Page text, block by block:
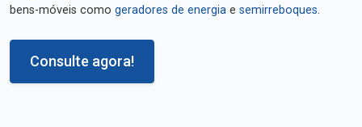
bens-móveis como geradores de energia e semirreboques.
Consulte agora!